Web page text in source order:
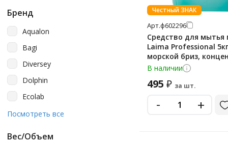
Бренд
Aqualon
Bagi
Diversey
Dolphin
Ecolab
Edding
Посмотреть все
Вес/Объем
Честный ЗНАК
Арт.ф602296
Средство для мытья
Laima Professional
морской бриз,
В наличии
495 ₽ за шт.
- +